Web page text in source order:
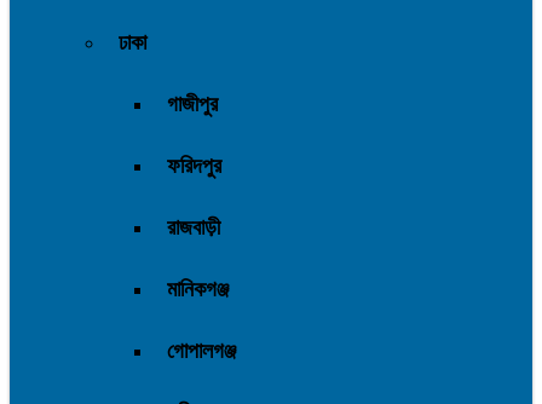
ঢাকা
গাজীপুর
ফরিদপুর
রাজবাড়ী
মানিকগঞ্জ
গোপালগঞ্জ